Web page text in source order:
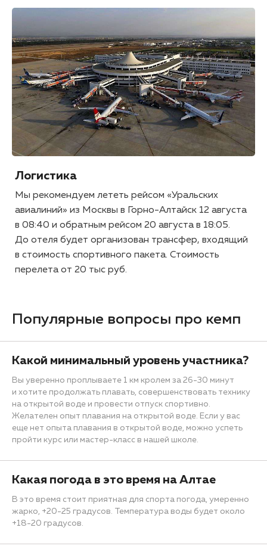
Логистика
Мы рекомендуем лететь рейсом «Уральских
авиалиний» из Москвы в Горно-Алтайск 12 августа
в 08:40 и обратным рейсом 20 августа в 18:05.
До отеля будет организован трансфер, входящий
в стоимость спортивного пакета. Стоимость
перелета от 20 тыс руб.
Популярные вопросы про кемп
Какой минимальный уровень участника?
Вы уверенно проплываете 1 км кролем за 26-30 минут
и хотите продолжать плавать, совершенствовать технику
на открытой воде и провести отпуск спортивно.
Желателен опыт плавания на открытой воде. Если у вас
еще нет опыта плавания в открытой воде, можно успеть
пройти курс или мастер-класс в нашей школе.
Какая погода в это время на Алтае
В это время стоит приятная для спорта погода, умеренно
жарко, +20-25 градусов. Температура воды будет около
+18-20 градусов.